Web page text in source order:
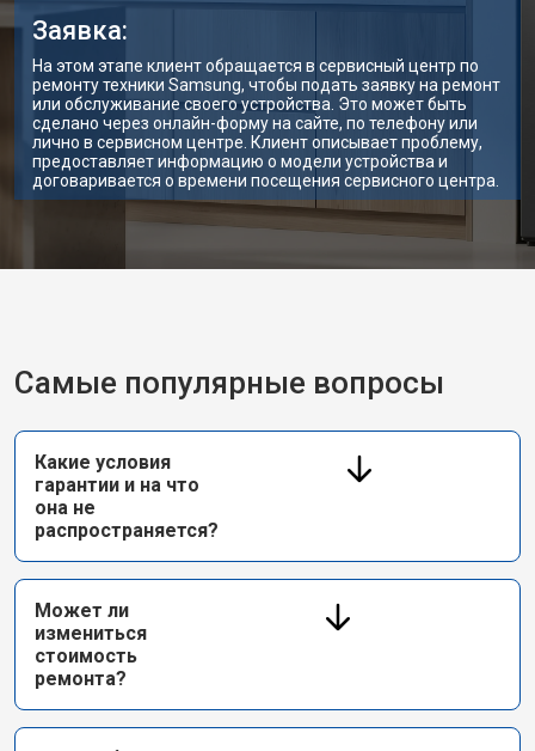
Заявка:
На этом этапе клиент обращается в сервисный центр по
ремонту техники Samsung, чтобы подать заявку на ремонт
или обслуживание своего устройства. Это может быть
сделано через онлайн-форму на сайте, по телефону или
лично в сервисном центре. Клиент описывает проблему,
предоставляет информацию о модели устройства и
договаривается о времени посещения сервисного центра.
Самые популярные вопросы
Какие условия
гарантии и на что
она не
распространяется?
Может ли
измениться
стоимость
ремонта?